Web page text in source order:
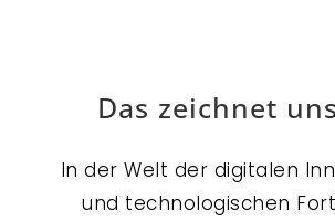
Das zeichnet
In der Welt der digitalen
und technologischen